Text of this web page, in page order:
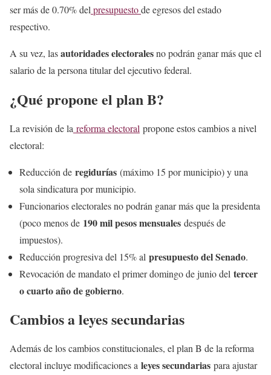
ser más de 0.70% del presupuestode egresos del estado
respectivo.
A su vez, lasautoridades electoralesno podrán ganar más que el
salario de la persona titular del ejecutivo federal.
¿Qué propone el plan B?
La revisión de la reforma electoral propone estos cambios a nivel
electoral:
Reducción de regidurías (máximo 15 por municipio) y una
sola sindicatura por municipio.
Funcionarios electorales no podrán ganar más que la presidenta
(poco menos de 190 mil pesos mensuales después de
impuestos).
Reducción progresiva del 15% al presupuesto del Senado.
Revocación de mandato el primer domingo de junio del tercer
o cuarto año de gobierno.
Cambios a leyes secundarias
Además de los cambios constitucionales, el plan B de la reforma
electoral incluye modificaciones a leyes secundarias para ajustar